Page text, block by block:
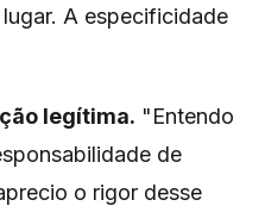
A especificidade
legítima. "Entendo
de
o rigor desse